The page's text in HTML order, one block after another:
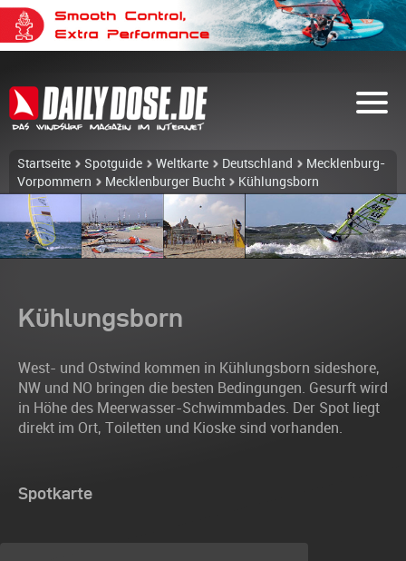
Startseite Spotguide Weltkarte Deutschland
Mecklenburg-
Vorpommern
Mecklenburger Bucht Kühlungsborn
Kühlungsborn
West- und Ostwind kommen in Kühlungsborn sideshore,
NW und NO bringen die besten Bedingungen. Gesurft wird
in Höhe des Meerwasser-Schwimmbades. Der Spot liegt
direkt im Ort, Toiletten und Kioske sind vorhanden.
Spotkarte